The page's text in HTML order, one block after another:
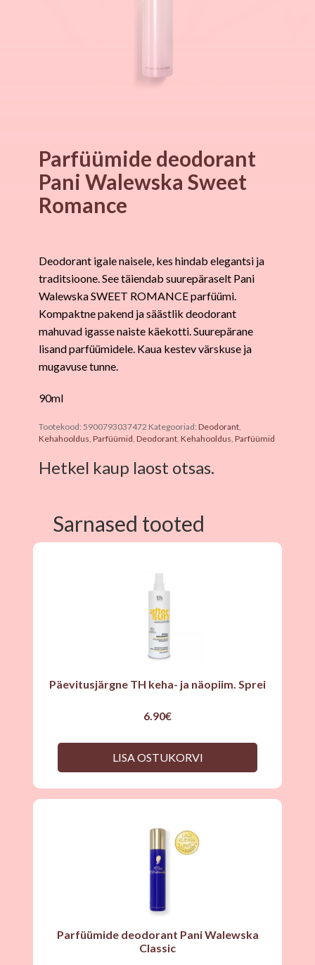
Parfüümide deodorant
Pani Walewska Sweet
Romance
Deodorant igale naisele, kes hindab elegantsi ja
traditsioone. See täiendab suurepäraselt Pani
Walewska SWEET ROMANCE parfüümi.
Kompaktne pakend ja säästlik deodorant
mahuvad igasse naiste käekotti. Suurepärane
lisand parfüümidele. Kaua kestev värskuse ja
mugavuse tunne.
90ml
Tootekood: 5900793037472 Kategooriad: Deodorant,
Kehahooldus, Parfüümid, Deodorant, Kehahooldus, Parfüümid
Hetkel kaup laost otsas.
Sarnased tooted
Päevitusjärgne TH keha- ja näopiim. Sprei
6.90€
LISA OSTUKORVI
Parfüümide deodorant Pani Walewska
Classic